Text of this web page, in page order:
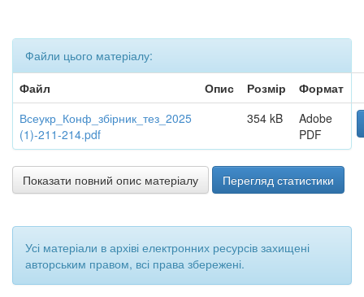
Файли цього матеріалу:
Файл
Опис Розмір
Формат
Всеукр_Конф_збірник_тез_2025
(1)-211-214.pdf
354 kB
Adobe
PDF
Показати повний опис матеріалу Перегляд статистики
Усі матеріали в архіві електронних ресурсів захищені
авторським правом, всі права збережені.